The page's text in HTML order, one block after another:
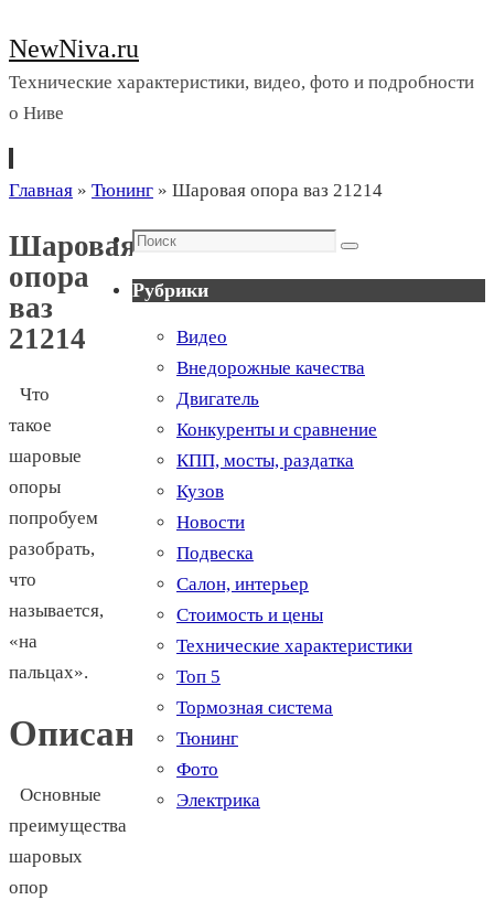
NewNiva.ru
Технические характеристики, видео, фото и подробности
о Ниве
Перейти
содержимому
Главная » Тюнинг » Шаровая опора ваз 21214
Шаровая
опора
ваз
21214
Что
такое
шаровые
опоры
попробуем
разобрать,
что
называется,
«на
пальцах».
Описание
Основные
преимущества
шаровых
опор
Поиск
Поиск
Рубрики
Видео
Внедорожные качества
Двигатель
Конкуренты и сравнение
КПП, мосты, раздатка
Кузов
Новости
Подвеска
Салон, интерьер
Стоимость и цены
Технические характеристики
Топ 5
Тормозная система
Тюнинг
Фото
Электрика